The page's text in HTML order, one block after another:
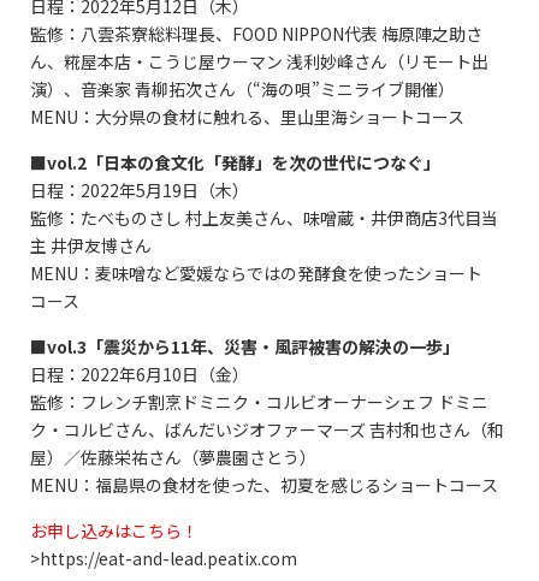
日程：2022年5月12日（木）
監修：八雲茶寮総料理長、FOOD NIPPON代表 梅原陣之助さ
ん、糀屋本店・こうじ屋ウーマン 浅利妙峰さん（リモート出
演）、音楽家 青柳拓次さん（“海の唄”ミニライブ開催）
MENU：大分県の食材に触れる、里山里海ショートコース
■vol.2「日本の食文化「発酵」を次の世代につなぐ」
日程：2022年5月19日（木）
監修：たべものさし 村上友美さん、味噌蔵・井伊商店3代目当
主 井伊友博さん
MENU：麦味噌など愛媛ならではの発酵食を使ったショート
コース
■vol.3「震災から11年、災害・風評被害の解決の一歩」
日程：2022年6月10日（金）
監修：フレンチ割烹ドミニク・コルビオーナーシェフ ドミニ
ク・コルビさん、ばんだいジオファーマーズ 吉村和也さん（和
屋）／佐藤栄祐さん（夢農園さとう）
MENU：福島県の食材を使った、初夏を感じるショートコース
お申し込みはこちら！
>https://eat-and-lead.peatix.com